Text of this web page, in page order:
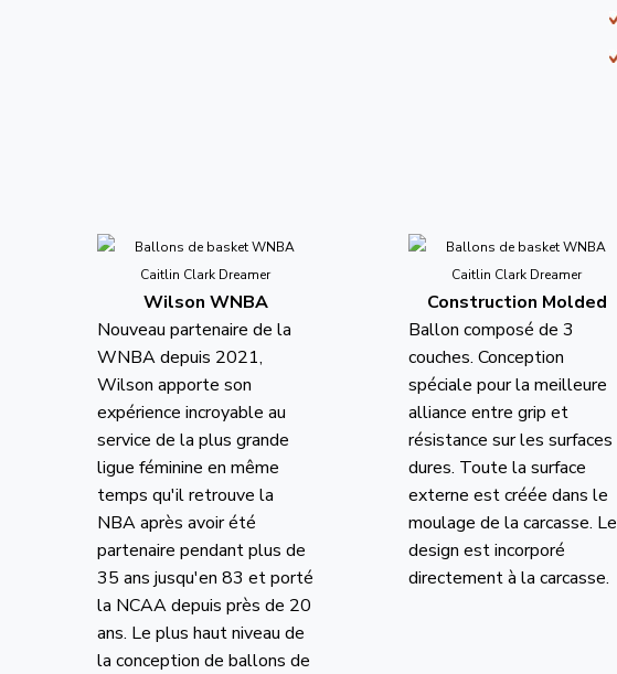
Wilson WNBA
Nouveau partenaire de la
WNBA depuis 2021,
Wilson apporte son
expérience incroyable au
service de la plus grande
ligue féminine en même
temps qu'il retrouve la
NBA après avoir été
partenaire pendant plus de
35 ans jusqu'en 83 et porté
la NCAA depuis près de 20
ans. Le plus haut niveau de
la conception de ballons de
Construction Molded
Ballon composé de 3
couches. Conception
spéciale pour la meilleure
alliance entre grip et
résistance sur les surfaces
dures. Toute la surface
externe est créée dans le
moulage de la carcasse. Le
design est incorporé
directement à la carcasse.